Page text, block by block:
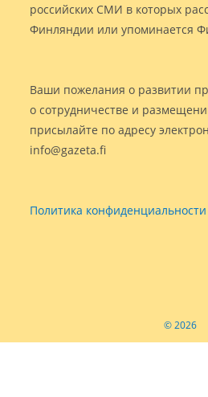
российских СМИ в которых
Финляндии или упоминается
Ваши пожелания о развитии
о сотрудничестве и
присылайте по адресу
info@gazeta.fi
Политика конфиденциальности
© 2026